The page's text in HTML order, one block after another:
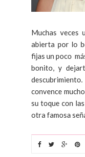
Muchas veces
abierta por lo
fijas un poco
bonito, y
convence
su toque con
otra famosa